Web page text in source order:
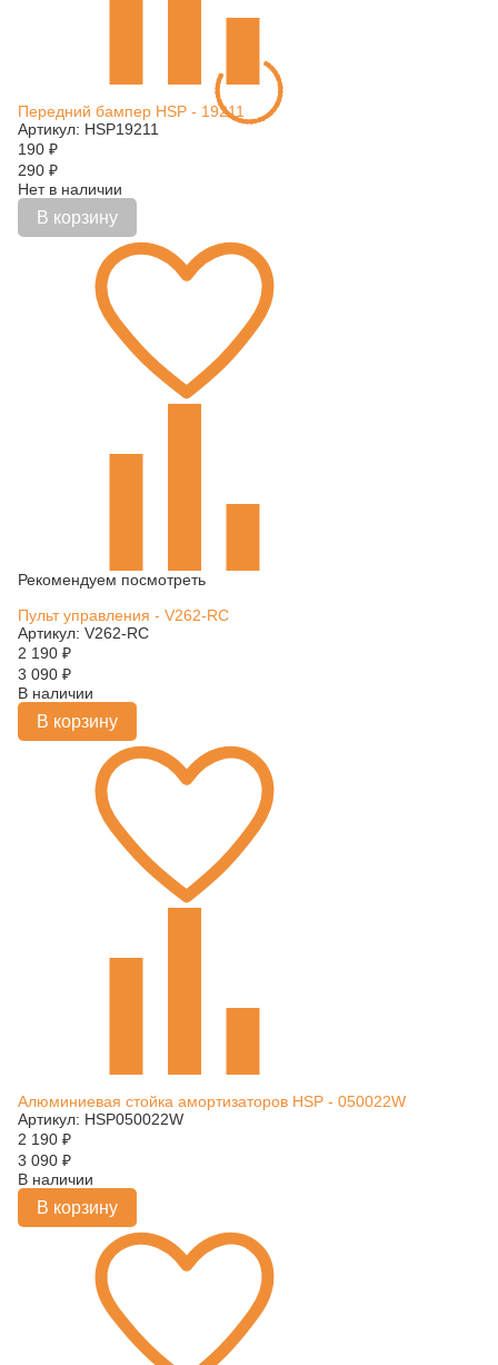
Передний бампер HSP - 19211
Артикул: HSP19211
190 ₽
290 ₽
Нет в наличии
В корзину
Рекомендуем посмотреть
Пульт управления - V262-RC
Артикул: V262-RC
2 190 ₽
3 090 ₽
В наличии
В корзину
Алюминиевая стойка амортизаторов HSP - 050022W
Артикул: HSP050022W
2 190 ₽
3 090 ₽
В наличии
В корзину